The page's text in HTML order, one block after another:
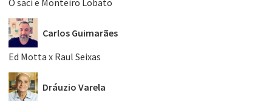
O saci e Monteiro Lobato
Carlos Guimarães
Ed Motta x Raul Seixas
Dráuzio Varela